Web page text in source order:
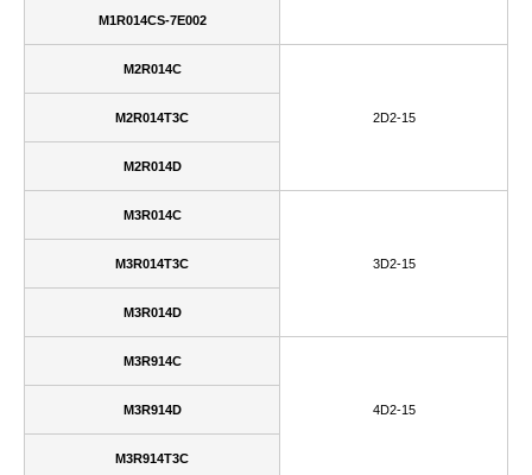
M1R014CS-7E002
M2R014C
2D2-15
M2R014T3C
M2R014D
M3R014C
3D2-15
M3R014T3C
M3R014D
M3R914C
4D2-15
M3R914D
M3R914T3C